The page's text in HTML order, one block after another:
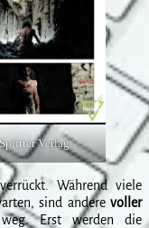
Verlag
Während viele
sind andere voller
Erst werden die